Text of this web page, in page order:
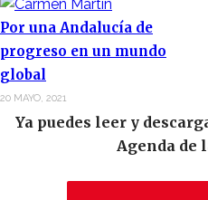
Por una Andalucía de
progreso en un mundo
global
20 MAYO, 2021
Ya puedes leer y
Agenda de